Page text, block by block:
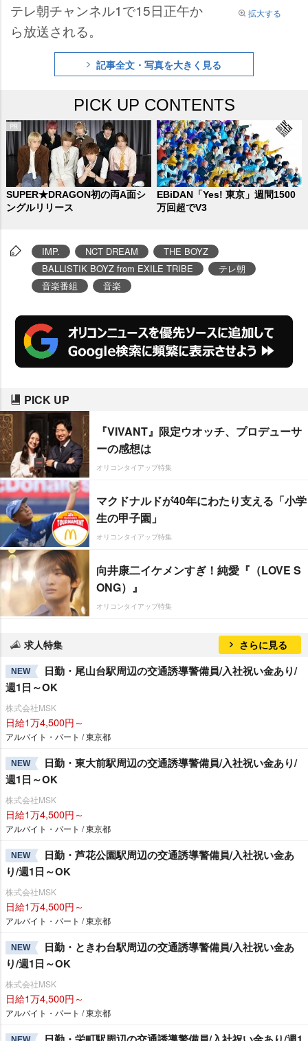
拡大する
テレ朝チャンネル1で15日正午か
ら放送される。
記事全文・写真を大きく見る
PICK UP CONTENTS
SUPER★DRAGON初の両A面シ
ングルリリース
EBiDAN「Yes! 東京」週間1500
万回超でV3
IMP. NCT DREAM
THE BOYZ
BALLISTIK BOYZ from EXILE TRIBE
テレ朝
音楽番組
音楽
PICK UP
『VIVANT』限定ウオッチ、プロデューサ
ーの感想は
オリコンタイアップ特集
マクドナルドが40年にわたり支える「小学
生の甲子園」
オリコンタイアップ特集
向井康二イケメンすぎ！純愛『（LOVE S
ONG）』
オリコンタイアップ特集
求人特集 さらに見る
NEW
日勤・尾山台駅周辺の交通誘導警備員/入社祝い金あり/
週1日～OK
株式会社MSK
日給1万4,500円～
アルバイト・パート / 東京都
NEW
日勤・東大前駅周辺の交通誘導警備員/入社祝い金あり/
週1日～OK
株式会社MSK
日給1万4,500円～
アルバイト・パート / 東京都
NEW
日勤・芦花公園駅周辺の交通誘導警備員/入社祝い金あ
り/週1日～OK
株式会社MSK
日給1万4,500円～
アルバイト・パート / 東京都
NEW
日勤・ときわ台駅周辺の交通誘導警備員/入社祝い金あ
り/週1日～OK
株式会社MSK
日給1万4,500円～
アルバイト・パート / 東京都